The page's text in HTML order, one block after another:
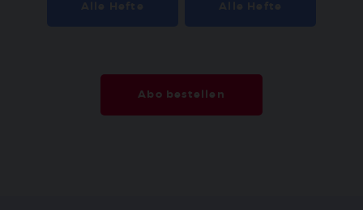
Abo bestellen